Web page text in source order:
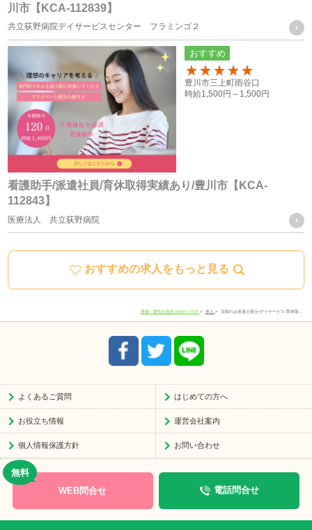
統計処理されたデータの利用
当社は、提供を受けた個人情報をもとに、個人を特定できな
いよう加工した統計データを作成することがあります。個人
を特定できない統計データについては、当社は何ら制限なく
利用することができるものとします。
ご質問及びご苦情の窓口
当社における個人データの取り扱いに関するご質問やご苦情
に関しては下記の窓口にご連絡ください。
住所 愛知県豊川市宿町寺前66-1
8:30-17:30
おすすめの求人をもっと見る
川市【KCA-112839】
共立荻野病院デイサービスセンター フラミンゴ２
看護助手/派遣社員/育休取得実績あり/豊川市【KCA-
112843】
医療法人 共立荻野病院
おすすめ
100
豊川市三上町雨谷口
時給1,500円～ 1,500円
豊橋・愛知介護求人NAVI TOP 求人 日勤のみ派遣介護士/デイサービス/育休取…
よくあるご質問 はじめての方へ
お役立ち情報 運営会社案内
個人情報保護方針 お問い合わせ
電話問合せ
WEB問合せ